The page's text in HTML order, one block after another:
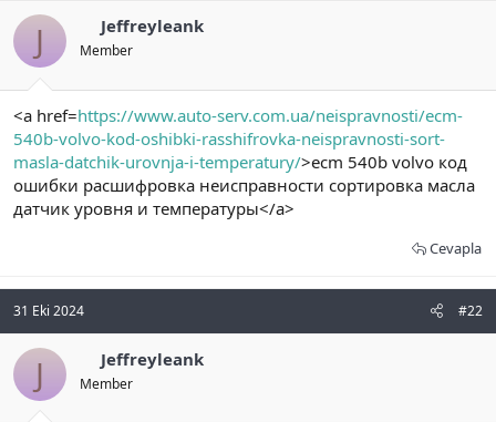
ş
t
a
n
a
h
i
J Jeffreyleank
Member
<a href=https://www.auto-serv.com.ua/neispravnosti/ecm-
540b-volvo-kod-oshibki-rasshifrovka-neispravnosti-sort-
masla-datchik-urovnja-i-temperatury/>ecm 540b volvo код
ошибки расшифровка неисправности сортировка масла
датчик уровня и температуры</a>
Cevapla
31 Eki 2024 #22
J Jeffreyleank
Member